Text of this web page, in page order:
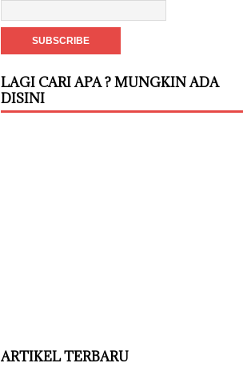
LAGI CARI APA ? MUNGKIN ADA
DISINI
ARTIKEL TERBARU